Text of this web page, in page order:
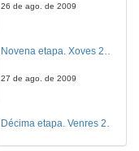
26 de ago. de 2009
27 de ago. de 2009
Décima etapa. Venres 28 de agosto. Villafranca del Bierzo - Sarria